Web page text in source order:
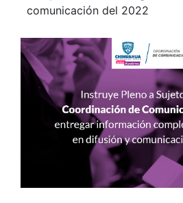
comunicación del 2022